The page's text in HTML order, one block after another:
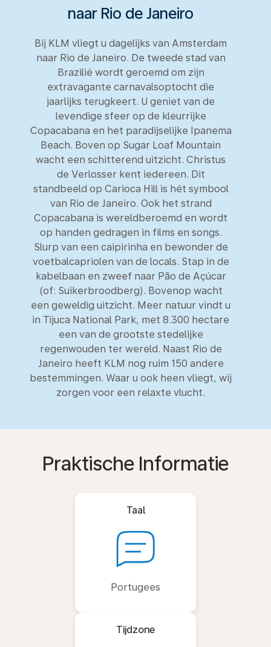
naar Rio de Janeiro
Bij KLM vliegt u dagelijks van Amsterdam
naar Rio de Janeiro. De tweede stad van
Brazilië wordt geroemd om zijn
extravagante carnavalsoptocht die
jaarlijks terugkeert. U geniet van de
levendige sfeer op de kleurrijke
Copacabana en het paradijselijke Ipanema
Beach. Boven op Sugar Loaf Mountain
wacht een schitterend uitzicht. Christus
de Verlosser kent iedereen. Dit
standbeeld op Carioca Hill is hét symbool
van Rio de Janeiro. Ook het strand
Copacabana is wereldberoemd en wordt
op handen gedragen in films en songs.
Slurp van een caipirinha en bewonder de
voetbalcapriolen van de locals. Stap in de
kabelbaan en zweef naar Pão de Açúcar
(of: Suikerbroodberg). Bovenop wacht
een geweldig uitzicht. Meer natuur vindt u
in Tijuca National Park, met 8.300 hectare
een van de grootste stedelijke
regenwouden ter wereld. Naast Rio de
Janeiro heeft KLM nog ruim 150 andere
bestemmingen. Waar u ook heen vliegt, wij
zorgen voor een relaxte vlucht.
Praktische Informatie
Taal
Portugees
Tijdzone